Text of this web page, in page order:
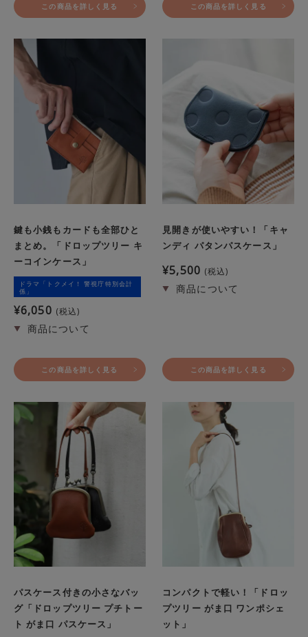
この商品を詳しく見る この商品を詳しく見る
鍵も小銭もカードも全部ひと
まとめ。「ドロップツリー キ
ーコインケース」
ドラマ「トクメイ！ 警視庁特別会計
係」
¥6,050 税込
この商品を詳しく見る
見開きが使いやすい！「キャ
ンディ パタンパスケース」
¥5,500 税込
この商品を詳しく見る
パスケース付きの小さなバッ
グ「ドロップツリー プチトー
ト がま口 パスケース」
コンパクトで軽い！「ドロッ
プツリー がま口 ワンポシェ
ット」